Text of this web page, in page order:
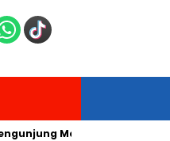
Melonjak Tiga Kali Lipat